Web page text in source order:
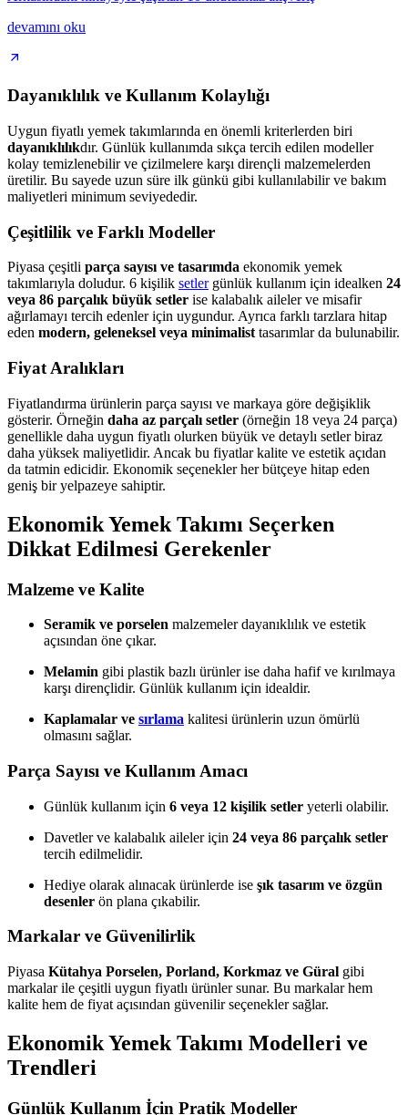
devamını oku
Dayanıklılık ve Kullanım Kolaylığı
Uygun fiyatlı yemek takımlarında en önemli kriterlerden biri
dayanıklılıkdır. Günlük kullanımda sıkça tercih edilen modeller
kolay temizlenebilir ve çizilmelere karşı dirençli malzemelerden
üretilir. Bu sayede uzun süre ilk günkü gibi kullanılabilir ve bakım
maliyetleri minimum seviyededir.
Çeşitlilik ve Farklı Modeller
Piyasa çeşitli parça sayısı ve tasarımda ekonomik yemek
takımlarıyla doludur. 6 kişilik setlergünlük kullanım için idealken 24
veya 86 parçalık büyük setler ise kalabalık aileler ve misafir
ağırlamayı tercih edenler için uygundur. Ayrıca farklı tarzlara hitap
eden modern, geleneksel veya minimalist tasarımlar da bulunabilir.
Fiyat Aralıkları
Fiyatlandırma ürünlerin parça sayısı ve markaya göre değişiklik
gösterir. Örneğin daha az parçalı setler (örneğin 18 veya 24 parça)
genellikle daha uygun fiyatlı olurken büyük ve detaylı setler biraz
daha yüksek maliyetlidir. Ancak bu fiyatlar kalite ve estetik açıdan
da tatmin edicidir. Ekonomik seçenekler her bütçeye hitap eden
geniş bir yelpazeye sahiptir.
Ekonomik Yemek Takımı Seçerken
Dikkat Edilmesi Gerekenler
Malzeme ve Kalite
Seramik ve porselen malzemeler dayanıklılık ve estetik
açısından öne çıkar.
Melamin gibi plastik bazlı ürünler ise daha hafif ve kırılmaya
karşı dirençlidir. Günlük kullanım için idealdir.
Kaplamalar ve sırlama kalitesi ürünlerin uzun ömürlü
olmasını sağlar.
Parça Sayısı ve Kullanım Amacı
Günlük kullanım için 6 veya 12 kişilik setler yeterli olabilir.
Davetler ve kalabalık aileler için 24 veya 86 parçalık setler
tercih edilmelidir.
Hediye olarak alınacak ürünlerde ise şık tasarım ve özgün
desenler ön plana çıkabilir.
Markalar ve Güvenilirlik
Piyasa Kütahya Porselen, Porland, Korkmaz ve Güral gibi
markalar ile çeşitli uygun fiyatlı ürünler sunar. Bu markalar hem
kalite hem de fiyat açısından güvenilir seçenekler sağlar.
Ekonomik Yemek Takımı Modelleri ve
Trendleri
Günlük Kullanım İçin Pratik Modeller